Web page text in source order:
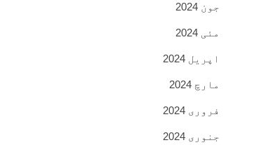
جون 2024
مئی 2024
اپریل 2024
مارچ 2024
فروری 2024
جنوری 2024